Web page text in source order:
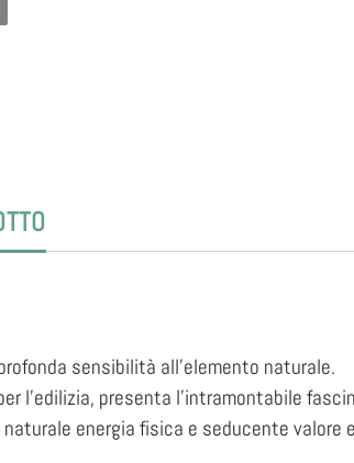
sensibilità all’elemento naturale.
presenta l’intramontabile
energia fisica e seducente valore